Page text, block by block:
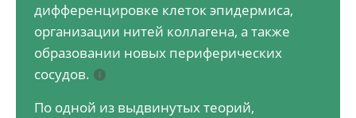
дифференцировке клеток эпидермиса,
организации нитей коллагена, а также
образовании новых периферических
сосудов.
По одной из выдвинутых теорий,